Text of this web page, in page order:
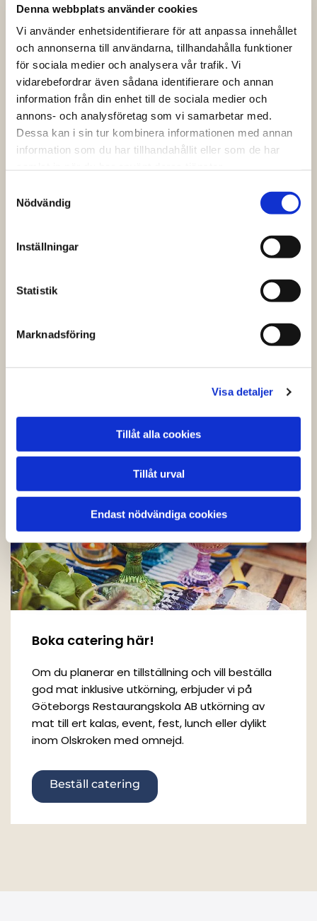
Denna webbplats använder cookies
Vi använder enhetsidentifierare för att anpassa innehållet
och annonserna till användarna, tillhandahålla funktioner
för sociala medier och analysera vår trafik. Vi
vidarebefordrar även sådana identifierare och annan
information från din enhet till de sociala medier och
annons- och analysföretag som vi samarbetar med.
Dessa kan i sin tur kombinera informationen med annan
information som du har tillhandahållit eller som de har
Nödvändig
Inställningar
Statistik
Marknadsföring
Visa detaljer
Tillåt alla cookies
Tillåt urval
Endast nödvändiga cookies
Catering vid högtid
Vi erbjuder totallösningar med vackert porslin.
förmedlar även bord, stolar och annat som kan
tänkas behövas.
Boka catering här!
Om du planerar en tillställning och vill beställa
god mat inklusive utkörning, erbjuder vi på
Göteborgs Restaurangskola AB utkörning av
mat till ert kalas, event, fest, lunch eller dylikt
inom Olskroken med omnejd.
Beställ catering